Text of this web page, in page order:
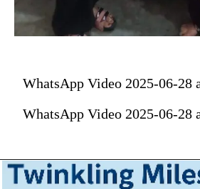
WhatsApp Video 2025-06-28
WhatsApp Video 2025-06-28